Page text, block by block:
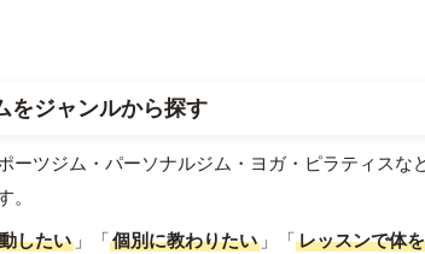
をジャンルから探す
ーツジム・パーソナルジム・ヨガ・ピラティスな
。
したい 」「個別に教わりたい 」「レッスンで体